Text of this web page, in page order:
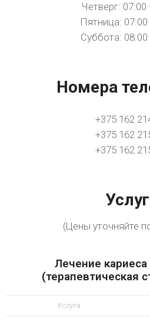
Четверг:
Пятница:
Суббота:
Номера
+375 162
+375 162
+375 162
(Цены уточняйте
Лечение кариеса
(терапевтическая
Услуга